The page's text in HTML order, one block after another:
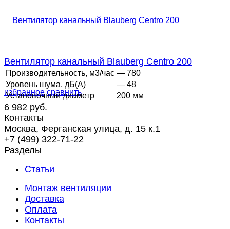
избранное сравнить
Вентилятор канальный Blauberg Centro 200
Производительность, м3/час — 780
Уровень шума, дБ(А)
— 48
Установочный диаметр
200 мм
6 982 руб.
Контакты
Москва, Ферганская улица, д. 15 к.1
+7 (499) 322-71-22
Разделы
Статьи
Монтаж вентиляции
Доставка
Оплата
Контакты